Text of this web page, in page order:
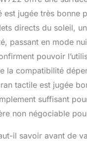
et assistance】 le
pour votre entière
rapides pour
d'installation ou des
notre équipe
est jugée très
directs du soleil,
passant en mode
pouvoir
la compatibilité
tactile est jugée
suffisant
non négociable
il savoir avant de